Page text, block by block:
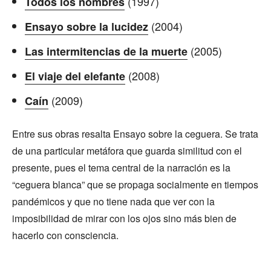
Ensayo sobre la lucidez (2004)
Las intermitencias de la muerte (2005)
El viaje del elefante (2008)
Caín (2009)
Entre sus obras resalta Ensayo sobre la ceguera. Se trata
de una particular metáfora que guarda similitud con el
presente, pues el tema central de la narración es la
“ceguera blanca” que se propaga socialmente en tiempos
pandémicos y que no tiene nada que ver con la
imposibilidad de mirar con los ojos sino más bien de
hacerlo con consciencia.